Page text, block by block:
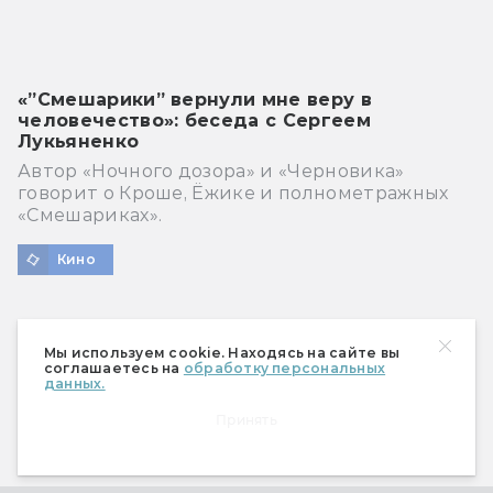
Мы используем cookie. Находясь на сайте вы
соглашаетесь на обработку персональных
данных.
«”Смешарики” вернули мне веру в
человечество»: беседа с Сергеем
Лукьяненко
Автор «Ночного дозора» и «Черновика»
говорит о Кроше, Ёжике и полнометражных
«Смешариках».
Кино